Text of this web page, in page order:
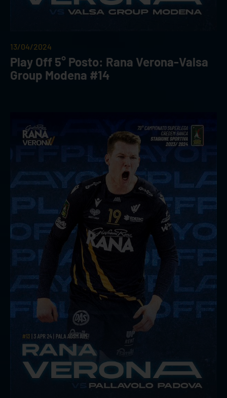
13/04/2024
Play Off 5° Posto: Rana Verona-Valsa
Group Modena #14